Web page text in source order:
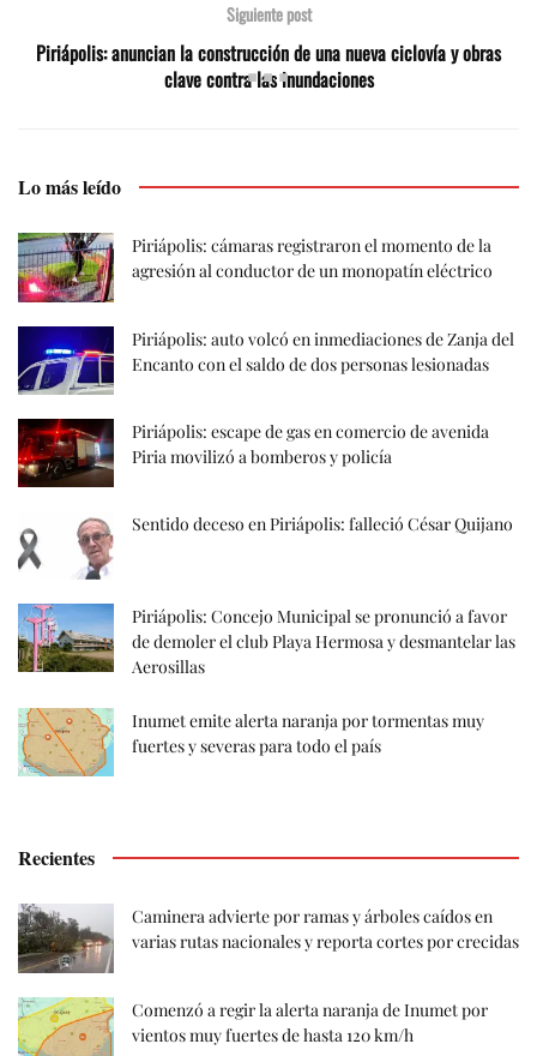
Siguiente post
Piriápolis: anuncian la construcción de una nueva ciclovía y obras
clave contra las inundaciones
Lo más leído
Piriápolis: cámaras registraron el momento de la
agresión al conductor de un monopatín eléctrico
Piriápolis: auto volcó en inmediaciones de Zanja del
Encanto con el saldo de dos personas lesionadas
Piriápolis: escape de gas en comercio de avenida
Piria movilizó a bomberos y policía
Sentido deceso en Piriápolis: falleció César Quijano
Piriápolis: Concejo Municipal se pronunció a favor
de demoler el club Playa Hermosa y desmantelar las
Aerosillas
Inumet emite alerta naranja por tormentas muy
fuertes y severas para todo el país
Recientes
Caminera advierte por ramas y árboles caídos en
varias rutas nacionales y reporta cortes por crecidas
Comenzó a regir la alerta naranja de Inumet por
vientos muy fuertes de hasta 120 km/h